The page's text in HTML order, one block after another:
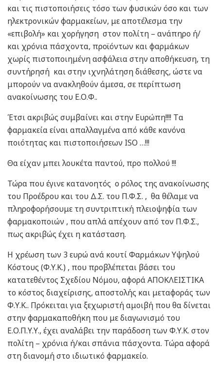
και τις πιστοποιήσεις τόσο των φυσικών όσο και των
ηλεκτρονικών φαρμακείων, με αποτέλεσμα την
«επιβολή» και χορήγηση στον πολίτη – ανάπηρο ή/
και χρόνια πάσχοντα, προϊόντων και φαρμάκων
χωρίς πιστοποιημένη ασφάλεια στην αποθήκευση, τη
συντήρησή και στην ιχνηλάτηση διάθεσης, ώστε να
μπορούν να ανακληθούν άμεσα, σε περίπτωση
ανακοίνωσης του Ε.Ο.Φ..
Έτσι ακριβώς συμβαίνει και στην Ευρώπη!!!! Tα
φαρμακεία είναι απαλλαγμένα από κάθε κανόνα
ποιότητας και πιστοποιήσεων ISO …!!!
Θα είχαν μπει λουκέτα παντού, προ πολλού !!!
Τώρα που έγινε κατανοητός ο ρόλος της ανακοίνωσης
του Προέδρου και του Δ.Σ. του Π.Φ.Σ. , θα θέλαμε να
πληροφορήσουμε τη συντριπτική πλειοψηφία των
φαρμακοποιών , που απλά απέχουν από τον Π.Φ.Σ.,
πως ακριβώς έχει η κατάσταση.
Η χρέωση των 3 ευρώ ανά κουτί Φαρμάκων Υψηλού
Κόστους (Φ.Υ.Κ.) , που προβλέπεται βάσει του
κατατεθέντος Σχεδίου Νόμου, αφορά ΑΠΟΚΛΕΙΣΤΙΚΑ
το κόστος διαχείρισης, αποστολής και μεταφοράς των
Φ.Υ.Κ.. Πρόκειται για ξεχωριστή αμοιβή που θα δίνεται
στην φαρμακαποθήκη που με διαγωνισμό του
Ε.Ο.Π.Υ.Υ., έχει αναλάβει την παράδοση των Φ.Υ.Κ. στον
πολίτη – χρόνια ή/και σπάνια πάσχοντα. Τώρα αφορά
στη διανομή στο ιδιωτικό φαρμακείο.